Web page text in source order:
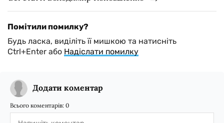
Помітили помилку?
Будь ласка, виділіть її мишкою та натисніть
Ctrl+Enter або Надіслати помилку
Додати коментар
Всього коментарів: 0